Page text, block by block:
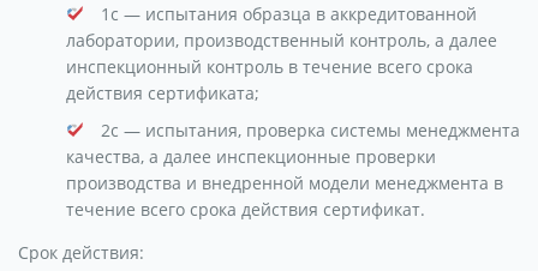
1с — испытания образца в аккредитованной
лаборатории, производственный контроль, а далее
инспекционный контроль в течение всего срока
действия сертификата;
2с — испытания, проверка системы менеджмента
качества, а далее инспекционные проверки
производства и внедренной модели менеджмента в
течение всего срока действия сертификат.
Срок действия: